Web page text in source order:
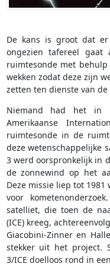
De kans is groot dat
ongezien tafereel gaat
ruimtesonde met
wekken zodat deze zijn
zetten ten dienste van
Niemand had het in
Amerikaanse
ruimtesonde in de
deze wetenschappelijke
3 werd oorspronkelijk in
de zonnewind op het
Deze missie liep tot
voor
satelliet, die toen de
(ICE) kreeg,
Giacobini-Zinner en
stekker uit het project.
3/ICE doelloos rond in